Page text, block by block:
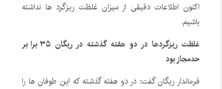
اکنون اطلاعات دقیقی از میزان غلظت ریزگرد ها نداشته
باشیم.
غلظت ریزگردها در دو هفته گذشته در ریگان ۳۵ برابر
حدمجاز بود
فرماندار ریگان گفت: در دو هفته گذشته که این طوفان ها را